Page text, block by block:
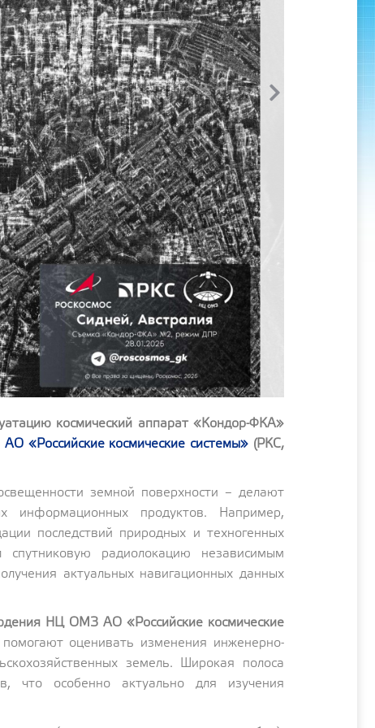
космический аппарат «Кондор-ФКА»
АО «Российские космические системы» (РКС,
земной поверхности – делают
информационных продуктов. Например,
последствий природных и техногенных
радиолокацию независимым
актуальных навигационных данных
НЦ ОМЗ АО «Российские космические
оценивать изменения инженерно-
земель. Широкая полоса
что особенно актуально для изучения